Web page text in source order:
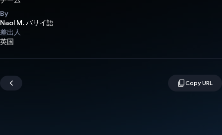
By
Naol M. バサイ語
差出人
英国